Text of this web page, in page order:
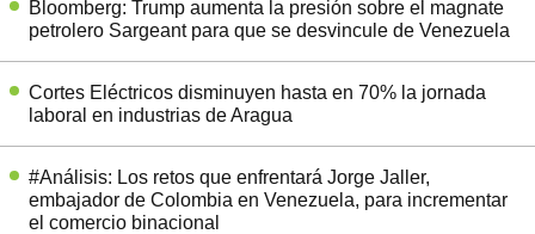
Bloomberg: Trump aumenta la presión sobre el magnate
petrolero Sargeant para que se desvincule de Venezuela
Cortes Eléctricos disminuyen hasta en 70% la jornada
laboral en industrias de Aragua
#Análisis: Los retos que enfrentará Jorge Jaller,
embajador de Colombia en Venezuela, para incrementar
el comercio binacional